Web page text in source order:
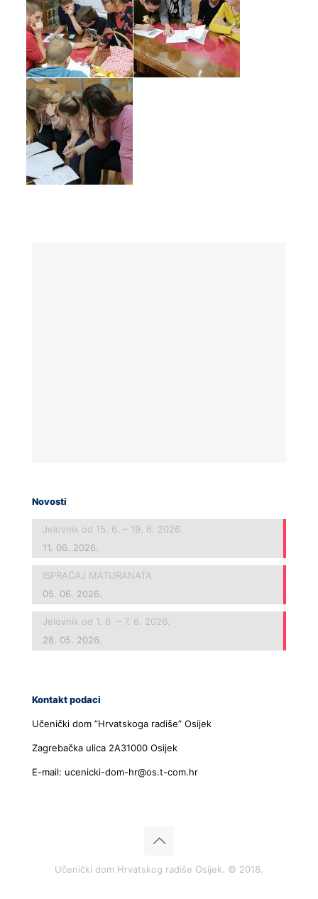
Novosti
Jelovnik od 15. 6. – 19. 6. 2026.
11. 06. 2026.
ISPRAĆAJ MATURANATA
05. 06. 2026.
Jelovnik od 1. 6. – 7. 6. 2026.
28. 05. 2026.
Kontakt podaci
Učenički dom ”Hrvatskoga radiše” Osijek
Zagrebačka ulica 2A31000 Osijek
E-mail: ucenicki-dom-hr@os.t-com.hr
Učenički dom Hrvatskog radiše Osijek. © 2018.